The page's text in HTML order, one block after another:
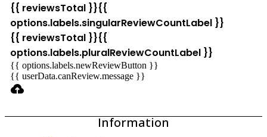
{{ reviewsTotal }}{{
options.labels.singularReviewCountLabel }}
{{ reviewsTotal }}{{
options.labels.pluralReviewCountLabel }}
{{ options.labels.newReviewButton }}
{{ userData.canReview.message }}
Information